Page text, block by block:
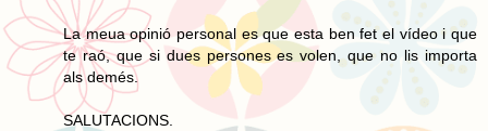
La meua opinió personal es que esta ben fet el vídeo i que
te raó, que si dues persones es volen, que no lis importa
als demés.
SALUTACIONS.